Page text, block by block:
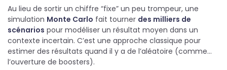
Au lieu de sortir un chiffre “fixe” un peu trompeur, une
simulation Monte Carlo fait tourner des milliers de
scénarios pour modéliser un résultat moyen dans un
contexte incertain. C’est une approche classique pour
estimer des résultats quand il y a de l’aléatoire (comme…
l’ouverture de boosters).